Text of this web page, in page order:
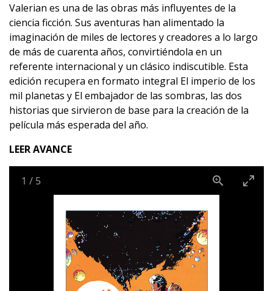
Valerian es una de las obras más influyentes de la
ciencia ficción. Sus aventuras han alimentado la
imaginación de miles de lectores y creadores a lo largo
de más de cuarenta años, convirtiéndola en un
referente internacional y un clásico indiscutible. Esta
edición recupera en formato integral El imperio de los
mil planetas y El embajador de las sombras, las dos
historias que sirvieron de base para la creación de la
película más esperada del año.
LEER AVANCE
1 / 5